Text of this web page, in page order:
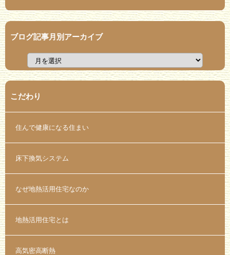
ブログ記事月別アーカイブ
こだわり
住んで健康になる住まい
床下換気システム
なぜ地熱活用住宅なのか
地熱活用住宅とは
高気密高断熱